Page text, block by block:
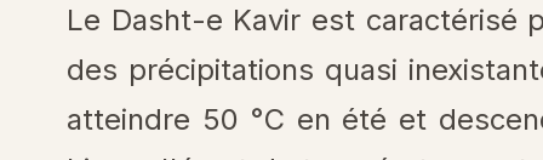
Le Dasht-e Kavir est caractérisé
des précipitations quasi
atteindre 50 °C en été et